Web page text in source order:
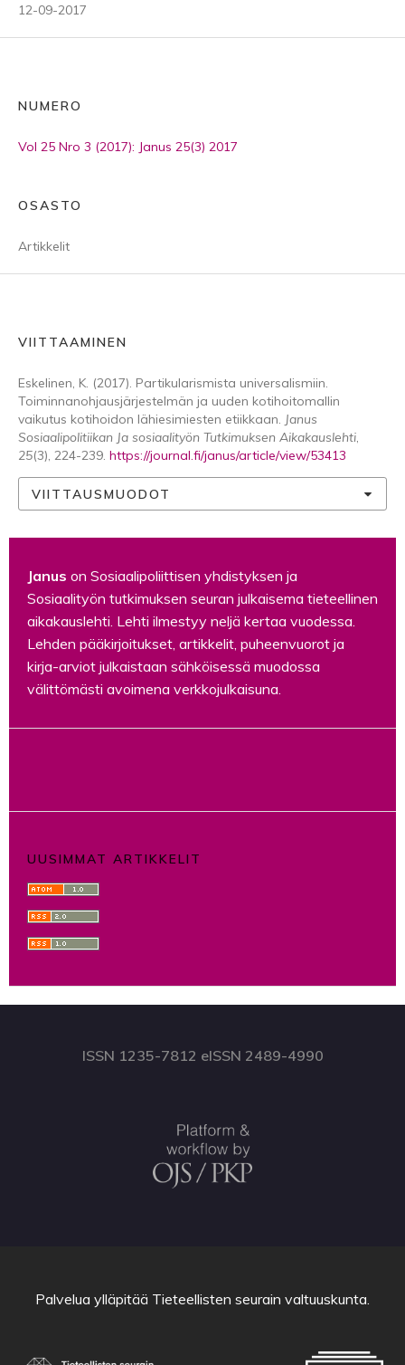
12-09-2017
NUMERO
Vol 25 Nro 3 (2017): Janus 25(3) 2017
OSASTO
Artikkelit
VIITTAAMINEN
Eskelinen, K. (2017). Partikularismista universalismiin.
Toiminnanohjausjärjestelmän ja uuden kotihoitomallin
vaikutus kotihoidon lähiesimiesten etiikkaan. Janus
Sosiaalipolitiikan Ja sosiaalityön Tutkimuksen Aikakauslehti,
25(3), 224-239. https://journal.fi/janus/article/view/53413
VIITTAUSMUODOT
Janus on Sosiaalipoliittisen yhdistyksen ja
Sosiaalityön tutkimuksen seuran julkaisema tieteellinen
aikakauslehti. Lehti ilmestyy neljä kertaa vuodessa.
Lehden pääkirjoitukset, artikkelit, puheenvuorot ja
kirja-arviot julkaistaan sähköisessä muodossa
välittömästi avoimena verkkojulkaisuna.
UUSIMMAT ARTIKKELIT
ISSN 1235-7812 eISSN 2489-4990
Palvelua ylläpitää Tieteellisten seurain valtuuskunta.